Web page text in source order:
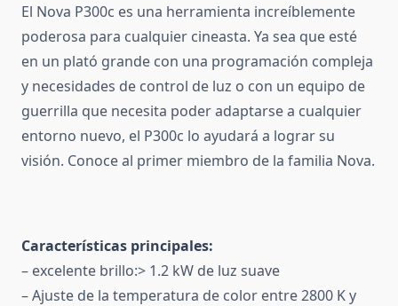
El Nova P300c es una herramienta increíblemente
poderosa para cualquier cineasta. Ya sea que esté
en un plató grande con una programación compleja
y necesidades de control de luz o con un equipo de
guerrilla que necesita poder adaptarse a cualquier
entorno nuevo, el P300c lo ayudará a lograr su
visión. Conoce al primer miembro de la familia Nova.
Características principales:
– excelente brillo:> 1.2 kW de luz suave
– Ajuste de la temperatura de color entre 2800 K y